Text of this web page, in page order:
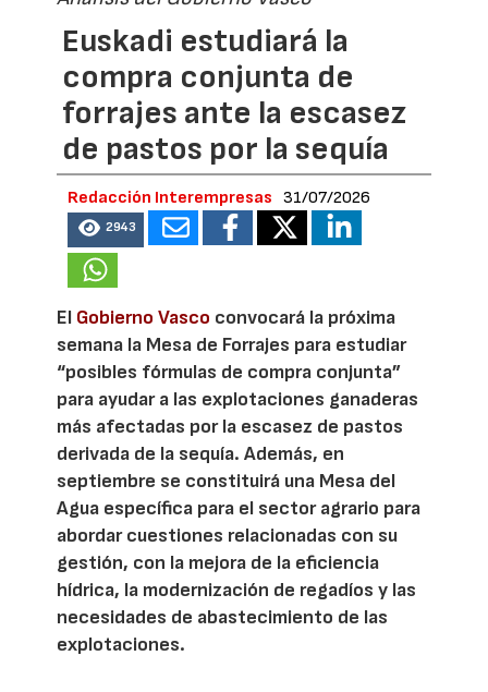
Euskadi estudiará la
compra conjunta de
forrajes ante la escasez
de pastos por la sequía
Redacción Interempresas 31/07/2026
2943
El Gobierno Vasco convocará la próxima
semana la Mesa de Forrajes para estudiar
“posibles fórmulas de compra conjunta”
para ayudar a las explotaciones ganaderas
más afectadas por la escasez de pastos
derivada de la sequía. Además, en
septiembre se constituirá una Mesa del
Agua específica para el sector agrario para
abordar cuestiones relacionadas con su
gestión, con la mejora de la eficiencia
hídrica, la modernización de regadíos y las
necesidades de abastecimiento de las
explotaciones.